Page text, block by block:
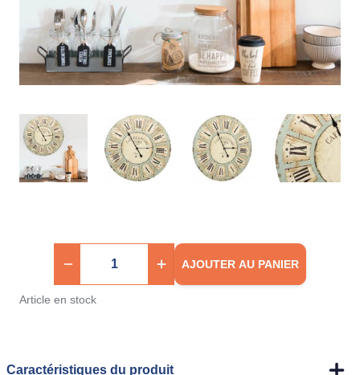
AJOUTER AU PANIER
Article en stock
Caractéristiques du produit